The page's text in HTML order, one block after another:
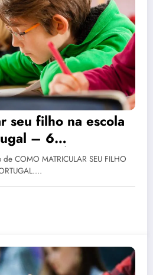
seu filho na escola
– 6
NECESSÁRIOS.
COMO MATRICULAR SEU FILHO